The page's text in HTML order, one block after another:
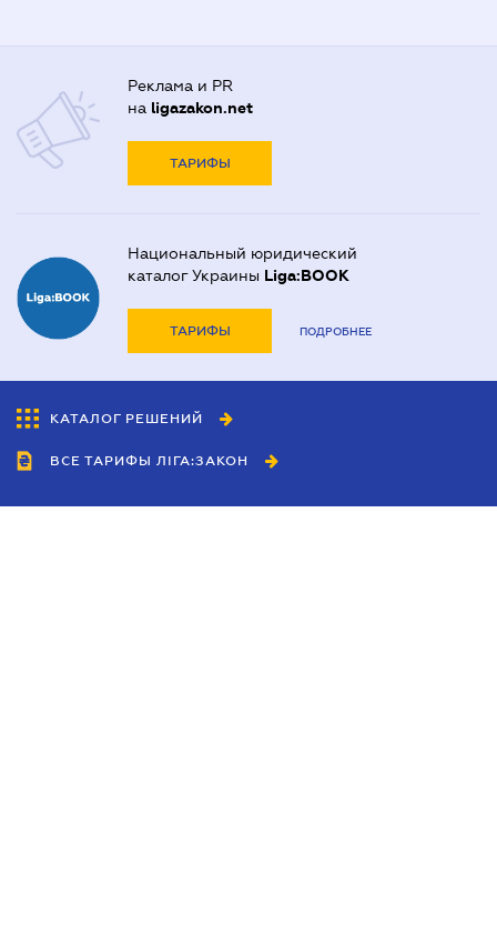
Реклама и PR
на ligazakon.net
ТАРИФЫ
Национальный юридический
каталог Украины Liga:BOOK
ТАРИФЫ ПОДРОБНЕЕ
КАТАЛОГ РЕШЕНИЙ
ВСЕ ТАРИФЫ ЛІГА:ЗАКОН